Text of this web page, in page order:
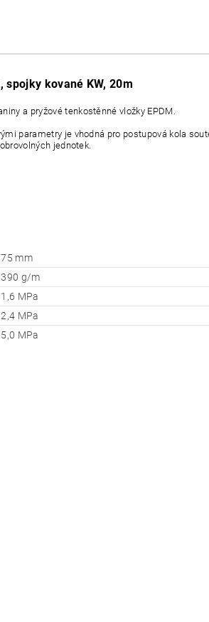
spojky kované KW, 20m
a pryžové tenkostěnné vložky EPDM.
parametry je vhodná pro postupová kola
jednotek.
75 mm
390 g/m
1,6 MPa
2,4 MPa
5,0 MPa